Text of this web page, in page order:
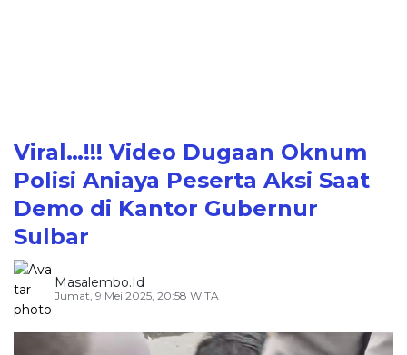
Viral…!!! Video Dugaan Oknum
Polisi Aniaya Peserta Aksi Saat
Demo di Kantor Gubernur
Sulbar
Masalembo.id
Jumat, 9 Mei 2025, 20:58 WITA